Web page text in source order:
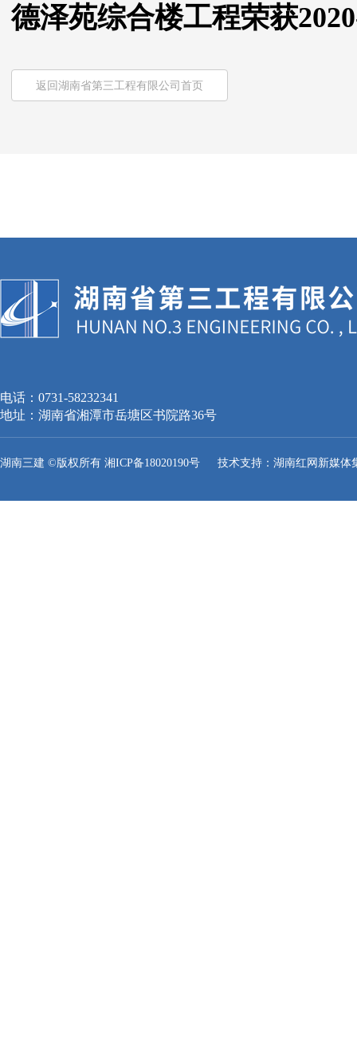
德泽苑综合楼工程荣获
返回湖南省第三工程有限公司首页
电话：0731-58232341
地址：湖南省湘潭市岳塘区书院路36号
湖南三建 ©版权所有 湘ICP备18020190号 技术支持：湖南红网新媒体